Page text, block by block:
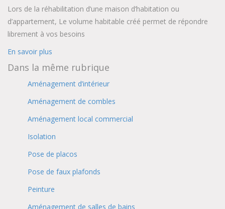
Lors de la réhabilitation d’une maison d’habitation ou
d’appartement, Le volume habitable créé permet de répondre
librement à vos besoins
En savoir plus
Dans la même rubrique
Aménagement d’intérieur
Aménagement de combles
Aménagement local commercial
Isolation
Pose de placos
Pose de faux plafonds
Peinture
Aménagement de salles de bains